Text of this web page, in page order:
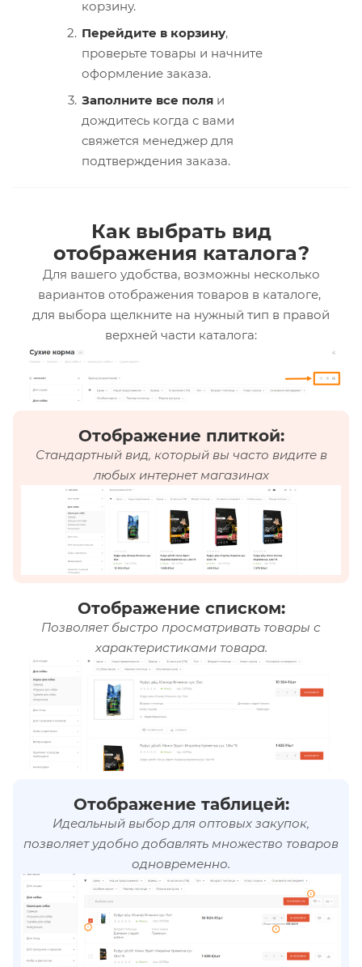
корзину.
Перейдите в корзину,
проверьте товары и начните
оформление заказа.
Заполните все поля и
дождитесь когда с вами
свяжется менеджер для
подтверждения заказа.
Как выбрать вид
отображения каталога?
Для вашего удобства, возможны несколько
вариантов отображения товаров в каталоге,
для выбора щелкните на нужный тип в правой
верхней части каталога:
Отображение плиткой:
Стандартный вид, который вы часто видите в
любых интернет магазинах
Отображение списком:
Позволяет быстро просматривать товары с
характеристиками товара.
Отображение таблицей:
Идеальный выбор для оптовых закупок,
позволяет удобно добавлять множество товаров
одновременно.